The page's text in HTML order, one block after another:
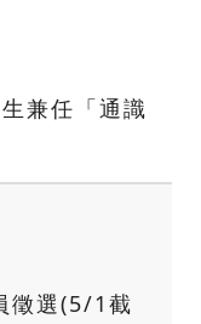
兼任「通識
徵選(5/1截